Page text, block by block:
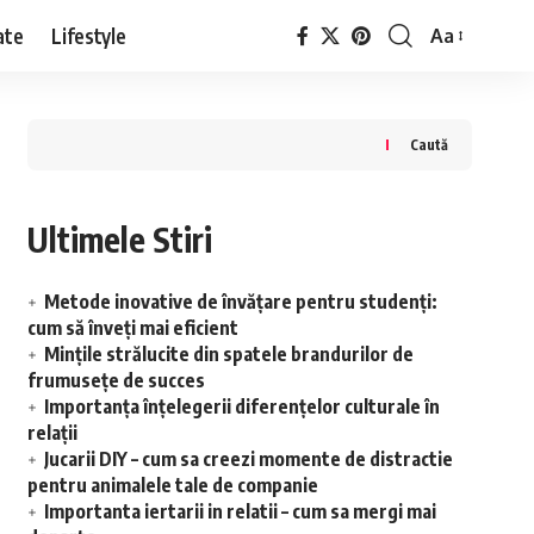
Lifestyle
Font
Aa
Caută
Ultimele Stiri
Metode inovative de învățare pentru studenți:
cum să înveți mai eficient
Mințile strălucite din spatele brandurilor de
frumusețe de succes
Importanța înțelegerii diferențelor culturale în
relații
Jucarii DIY – cum sa creezi momente de distractie
pentru animalele tale de companie
Importanta iertarii in relatii – cum sa mergi mai